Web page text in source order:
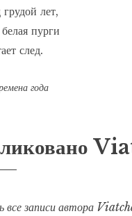
лет,
пурги
след.
года
все записи автора